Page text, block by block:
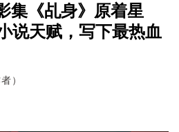
集《乩身》原着星
说天赋，写下最热血
）